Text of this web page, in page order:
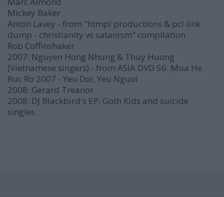
Mickey Baker
Anton Lavey - from "htmpl productions & pcl link
dump - christianity vs satanism" compilation
Rob Coffinshaker
2007: Nguyen Hong Nhung & Thuy Huong
(Vietnamese singers) - from ASIA DVD 56: Mua He
Ruc Ro 2007 - Yeu Doi, Yeu Nguoi
2008: Gerard Treanor
2008: DJ Blackbird's EP: Goth Kids and suicide
singles